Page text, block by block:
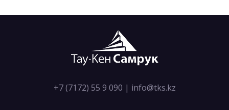
+7 (7172) 55 9 090 | info@tks.kz